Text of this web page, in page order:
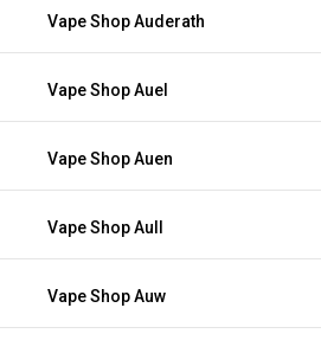
Vape Shop Auderath
Vape Shop Auel
Vape Shop Auen
Vape Shop Aull
Vape Shop Auw